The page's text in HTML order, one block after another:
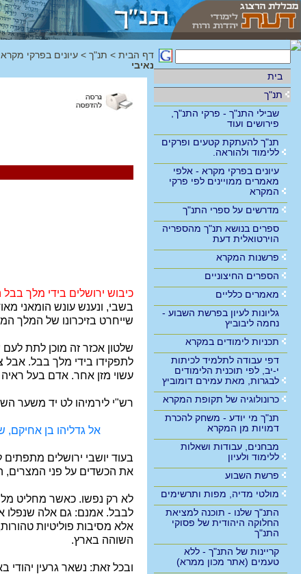
בית
תנ"ך
שבילי התנ"ך - פרקי התנ"ך,
פירושים ועוד
תנ"ך להעתקת קטעים ופרקים
ללימוד ולהוראה.
עיונים בפרקי מקרא - אלפי
מאמרים ממויינים לפי פרקי
המקרא
מדרשים על ספרי התנ"ך
ספרים בנושא תנ"ך מהספריה
הוירטואלית דעת
פרשנות המקרא
הספרים החיצוניים
מאמרים כלליים
גליונות לעיון בפרשת השבוע -
נחמה ליבוביץ
תכניות לימודים במקרא
דפי עבודה לתלמיד לכיתות
י-יב, לפי תוכנית הלימודים
לבגרות, מאת עמירם דומוביץ
כרונולוגיה של תקופת המקרא
תנ"ך מי יודע - משחק להכרת
דמויות מן המקרא
מבחנים, עבודות ושאלות
ללימוד ולעיון
פרשת השבוע
מולטי מדיה, מפות ותרשימים
התנ"ך שלנו - תוכנה למציאת
החלוקה היהודית של פסוקי
התנ"ך
קריינות של התנ"ך - ללא
טעמים (אתר מכון ממרא)
דף הבית > תנ"ך > עיונים בפרקי
נאיבי
כיבוש ירושלים בידי מלך בבל
בשבי, ונענש עונש הומאני
שייחרט בזיכרונו של המלך
שלטון אכזר זה מוכן לתת
לתפקידו בידי מלך בבל. אבל
עשוי מזן אחר. אדם בעל ראיה
רש"י לירמיהו לט יד משער
אל גדליהו בן אחיקם,
בעוד יושבי ירושלים
את הכשדים על פני המצרים,
לא רק נפשו. כאשר מחליט
לבבל. אמנם: גם אלה שנפלו
אלא מסיבות פוליטיות
השוהה בארץ.
ובכל זאת: נשאר גרעין יהודי